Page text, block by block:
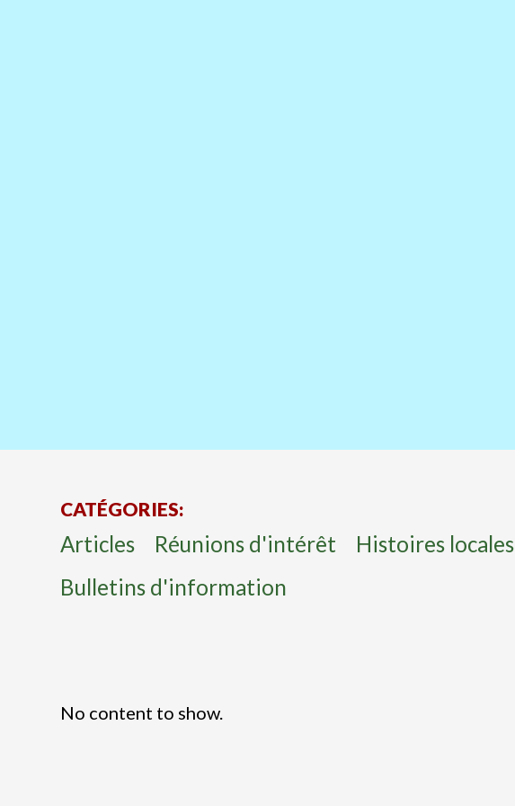
CATÉGORIES:
Articles Réunions d'intérêt Histoires locales
Bulletins d'information
No content to show.